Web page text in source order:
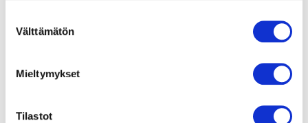
tai vanhempi. Vahvista ikäsi käyttääksesi sivustoa.
valinta
Välttämätön
Mieltymykset
Tilastot
1 tl sitruunamehua